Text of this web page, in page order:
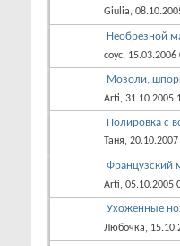
Giulia,
Необрезной
соус, 15.03.2006
Мозоли,
Arti, 31.10.2005
Полировка с
Таня,
Французский
Arti, 05.10.2005
Ухоженные
Любочка,